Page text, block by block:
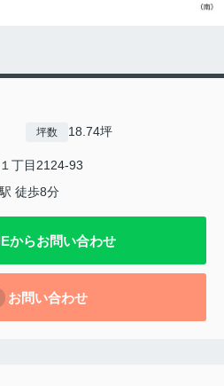
坪数 18.74坪
１丁目2124-93
駅 徒歩8分
からお問い合わせ
お問い合わせ